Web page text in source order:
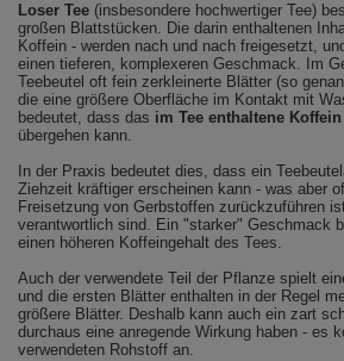
Loser Tee (insbesondere hochwertiger Tee)
großen Blattstücken. Die darin enthaltenen
Koffein - werden nach und nach freigesetzt,
einen tieferen, komplexeren Geschmack. Im
Teebeutel oft fein zerkleinerte Blätter (so
die eine größere Oberfläche im Kontakt mit
bedeutet, dass das im Tee enthaltene Koffein
übergehen kann.
In der Praxis bedeutet dies, dass ein
Ziehzeit kräftiger erscheinen kann - was aber
Freisetzung von Gerbstoffen zurückzuführen
verantwortlich sind. Ein "starker" Geschmack
einen höheren Koffeingehalt des Tees.
Auch der verwendete Teil der Pflanze spielt
und die ersten Blätter enthalten in der Regel
größere Blätter. Deshalb kann auch ein zart
durchaus eine anregende Wirkung haben - es
verwendeten Rohstoff an.